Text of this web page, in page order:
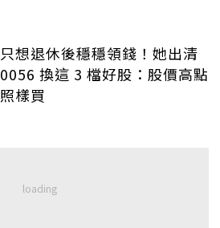
只想退休後穩穩領錢！她出清
0056 換這 3 檔好股：股價高點
照樣買